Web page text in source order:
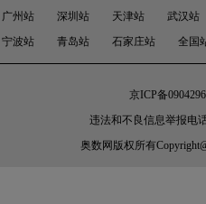
广州站 深圳站 天津站
武汉站
宁波站 青岛站 石家庄站 全国
京ICP备
违法和不良信息举报电
奥数网 版权所有